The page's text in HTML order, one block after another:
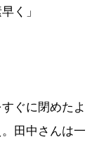
く」
ぐに閉めたよ
田中さんは一